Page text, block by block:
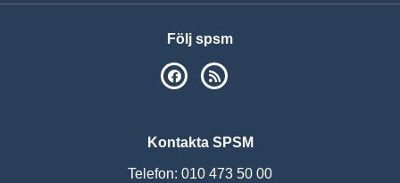
Följ spsm
SPSM på Facebook
Kontakta SPSM
Telefon: 010 473 50 00